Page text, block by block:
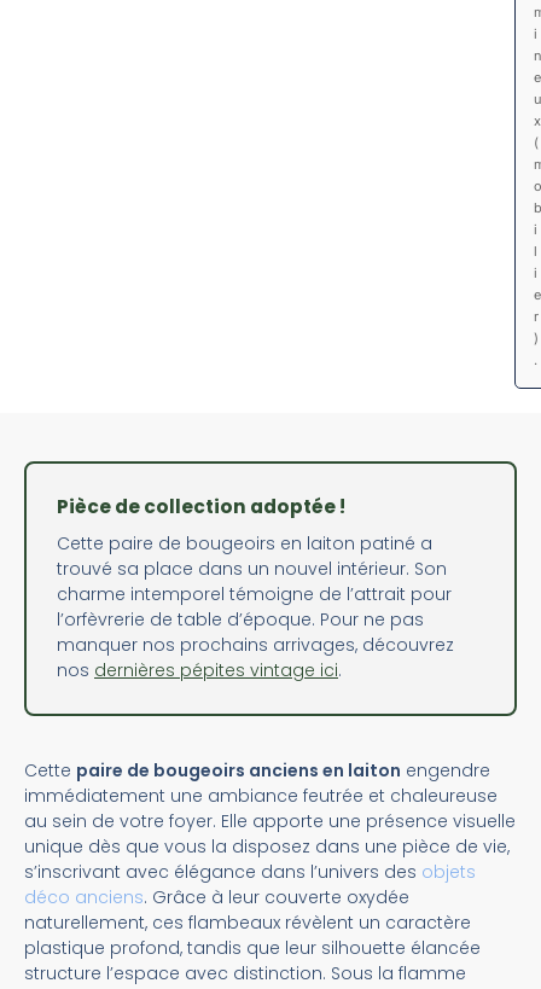
i
n
e
u
x
(
o
b
i
l
i
e
r
)
.
Pièce de collection adoptée !
Cette paire de bougeoirs en laiton patiné a
trouvé sa place dans un nouvel intérieur. Son
charme intemporel témoigne de l’attrait pour
l’orfèvrerie de table d’époque. Pour ne pas
manquer nos prochains arrivages, découvrez
nos dernières pépites vintage ici.
Cette paire de bougeoirs anciens en laiton engendre
immédiatement une ambiance feutrée et chaleureuse
au sein de votre foyer. Elle apporte une présence visuelle
unique dès que vous la disposez dans une pièce de vie,
s’inscrivant avec élégance dans l’univers des objets
déco anciens. Grâce à leur couverte oxydée
naturellement, ces flambeaux révèlent un caractère
plastique profond, tandis que leur silhouette élancée
structure l’espace avec distinction. Sous la flamme